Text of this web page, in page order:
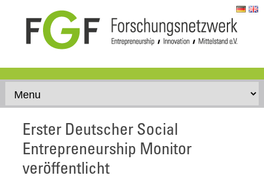
Skip to content
Erster Deutscher Social
Entrepreneurship Monitor
veröffentlicht